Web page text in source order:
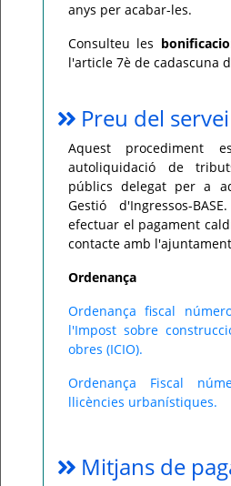
anys per acabar-les.
Consulteu les
l'article 7è de cadascuna
Preu del servei
Aquest procediment
autoliquidació de
públics delegat per a
Gestió d'Ingressos-
efectuar el pagament
contacte amb
Ordenança
Ordenança fiscal
l'Impost sobre
obres (ICIO).
Ordenança Fiscal
llicències urbanístiques.
Mitjans de